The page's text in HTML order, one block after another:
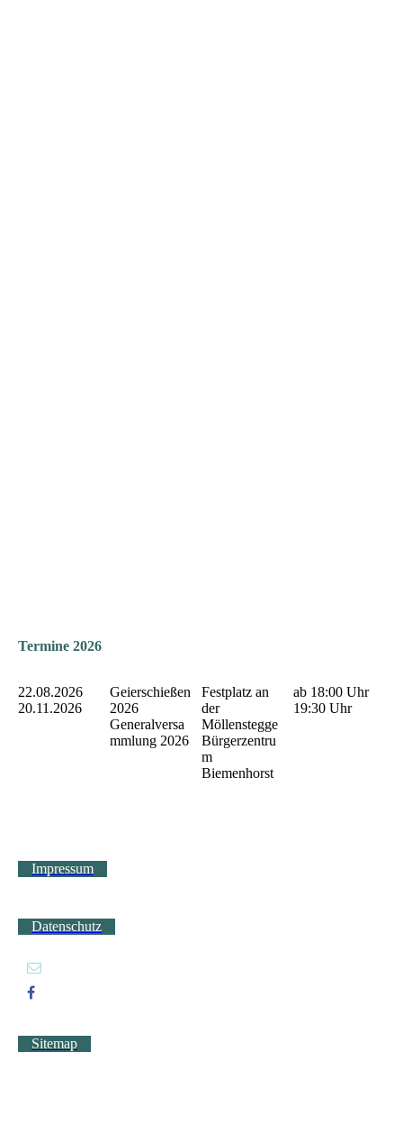
Termine 2026
22.08.2026
20.11.2026
Geierschießen
2026
Generalversa
mmlung 2026
Festplatz an
der
Möllenstegge
Bürgerzentru
m
Biemenhorst
ab 18:00 Uhr
19:30 Uhr
Impressum
Datenschutz
Sitemap